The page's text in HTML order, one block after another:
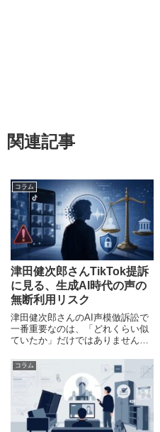
関連記事
コラム
津田健次郎さんTikTok提訴
に見る、生成AI時代の声の
無断利用リスク
津田健次郎さんのAI声模倣訴訟で
一番重要なのは、「どれくらい似
ていたか」だけではありません。
きた声の印象や知名度を、第三者
が勝手に利用して人を集めたので
はないか、という点にあります。
【AI模倣】津田健次郎が動画
コラム